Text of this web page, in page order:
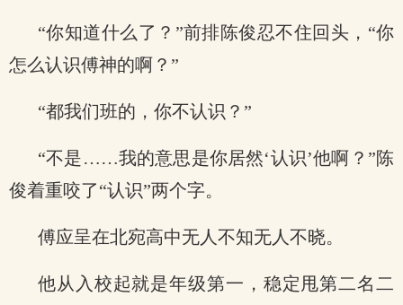
“你知道什么了？”前排陈俊忍不住回头，“你
怎么认识傅神的啊？”
“都我们班的，你不认识？”
“不是……我的意思是你居然‘认识’他啊？”陈
俊着重咬了“认识”两个字。
傅应呈在北宛高中无人不知无人不晓。
他从入校起就是年级第一，稳定甩第二名二